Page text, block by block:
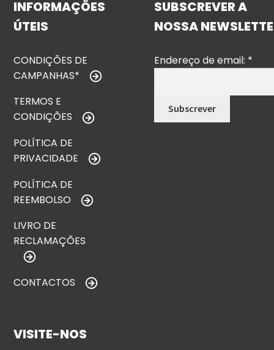
INFORMAÇÕES
ÚTEIS
CONDIÇÕES DE
CAMPANHAS*
TERMOS E
CONDIÇÕES
POLÍTICA DE
PRIVACIDADE
POLÍTICA DE
REEMBOLSO
LIVRO DE
RECLAMAÇÕES
CONTACTOS
SUBSCREVER A
NOSSA
Endereço de email: *
VISITE-NOS